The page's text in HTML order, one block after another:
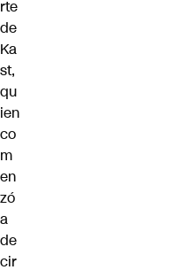
rte
de
Ka
st,
qu
ien
co
m
en
zó
a
de
cir